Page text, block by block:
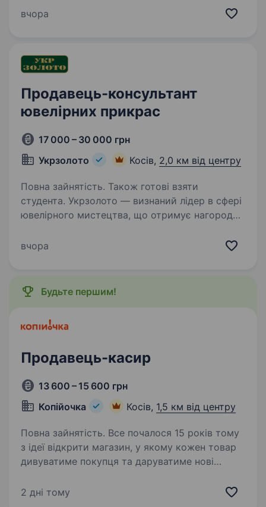
допомагати людям хочеш працювати
вчора
Продавець-консультант
ювелірних прикрас
17 000 – 30 000 грн
Укрзолото
Косів, 2,0 км від центру
Повна зайнятість. Також готові взяти
студента. Укрзолото — визнаний лідер в сфері
ювелірного мистецтва, що отримує нагороди
продавця-консультанта, що доповнить нашу
вчора
Будьте першим!
Продавець-касир
13 600 – 15 600 грн
Копійочка
Косів, 1,5 км від центру
Повна зайнятість. Все почалося 15 років тому
з ідеї відкрити магазин, у якому кожен товар
дивуватиме покупця та даруватиме нові
понад 500 магазинів у 16 областях України,
2 дні тому